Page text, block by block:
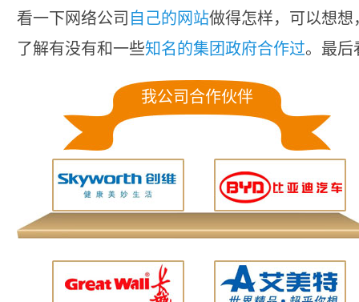
看一下网络公司 自己的网站做得怎样，可以想
了解有没有和一些知名的集团政府合作过。最后
我公司合作伙伴